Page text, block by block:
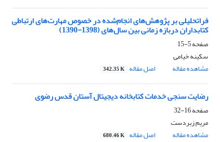
فراتحلیلی بر پژوهش‌های انجام‌شده در خصوص مهارت‌های ارتباطی
کتابداران دربازه زمانی بین سال‌های (1398-1390)
صفحه5-15
سکینه خیامی
مشاهده مقاله
اصل مقاله 342.35 K
رضایت سنجی خدمات کتابخانه دیجیتال آستان قدس رضوی
صفحه16-32
مریم زبردست
مشاهده مقاله
اصل مقاله 680.46 K